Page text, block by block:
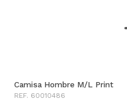
Camisa Hombre M/L Print
REF. 60010486